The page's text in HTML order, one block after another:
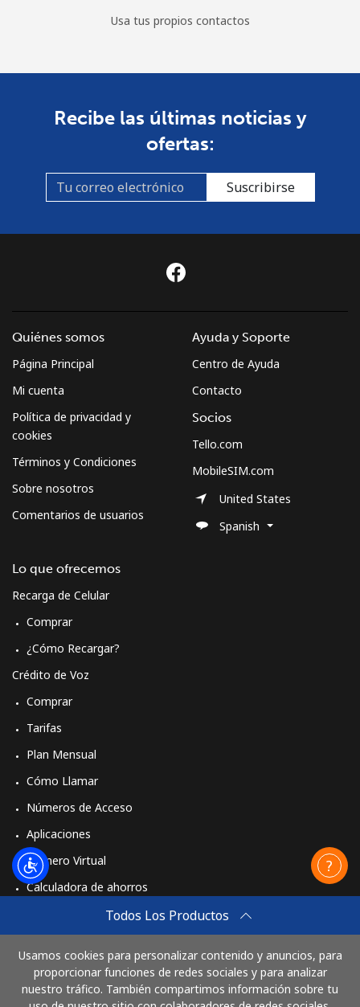
Usa tus propios contactos
Recibe las últimas noticias y
ofertas:
Suscribirse
Todos Los Productos
Usamos cookies para personalizar contenido y anuncios, para
proporcionar funciones de redes sociales y para analizar
nuestro tráfico. También compartimos información sobre tu
Quiénes somos
Página Principal
Mi cuenta
Política de privacidad y
cookies
Términos y Condiciones
Sobre nosotros
Comentarios de usuarios
Lo que ofrecemos
Recarga de Celular
Comprar
¿Cómo Recargar?
Crédito de Voz
Comprar
Tarifas
Plan Mensual
Cómo Llamar
Números de Acceso
Aplicaciones
Número Virtual
Calculadora de ahorros
Cómo funciona
Ayuda y Soporte
Centro de Ayuda
Contacto
Socios
Tello.com
MobileSIM.com
United States
Spanish